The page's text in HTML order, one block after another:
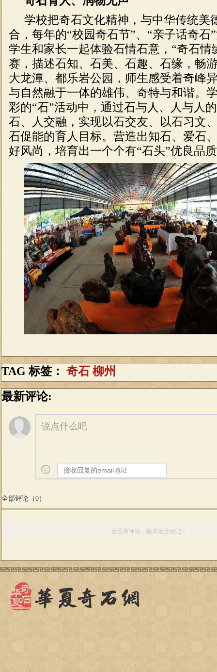
学校把奇石文化精神，与中华传统美
合，每年的“校园奇石节”、“亲子话奇石
学生和家长一起体验石情石意，“奇石情
赛，描述石知、石美、石趣、石缘，畅
大龙潭、都乐岩公园，师生感受着奇峰
与自然融于一体的雄伟、奇特与和谐。
彩的“石”活动中，通过石与人、人与人
石、人交融，实现以石交友、以石习文
石促能的育人目标。营造出知石、爱石
好风尚，培育出一个个有“石头”优良品
TAG 标签： 奇石 柳州
最新评论:
说点什么吧
全部评论（0）
还没有评论，快来抢沙发吧！